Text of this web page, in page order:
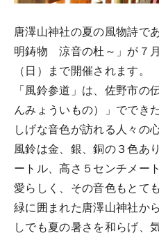
唐澤山神社の夏の風物詩で
明鋳物 涼音の杜～」が７
（日）まで開催されます。
「風鈴参道」は、佐野市の
んみょういもの）」ででき
しげな音色が訪れる人々の
風鈴は金、銀、銅の３色あ
ートル、高さ５センチメー
愛らしく、その音色もとて
緑に囲まれた唐澤山神社か
しでも夏の暑さを和らげ、